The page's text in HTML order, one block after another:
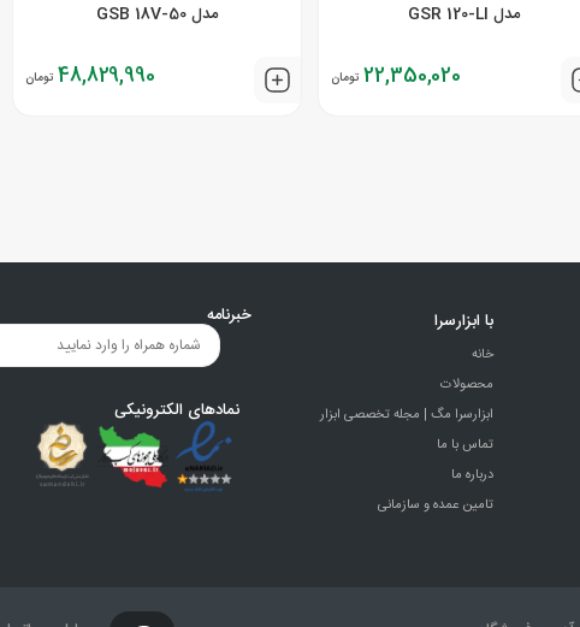
مدل GSR 120-LI
22,350,020 تومان
مدل GSB 18V-50
48,829,990 تومان
با ابزارسرا
خانه
محصولات
ابزارسرا مگ | مجله تخصصی ابزار
تماس با ما
درباره ما
تامین عمده و سازمانی
خبرنامه
نمادهای الکترونیکی